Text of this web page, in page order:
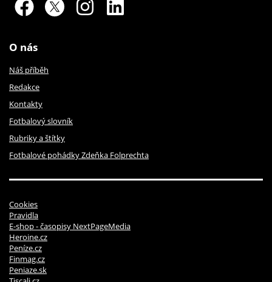
O nás
Náš příběh
Redakce
Kontakty
Fotbalový slovník
Rubriky a štítky
Fotbalové pohádky Zdeňka Folprechta
Cookies
Pravidla
E-shop - časopisy NextPageMedia
Heroine.cz
Peníze.cz
Finmag.cz
Peniaze.sk